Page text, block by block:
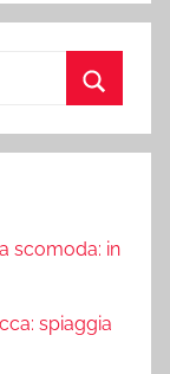
scomoda: in
spiaggia